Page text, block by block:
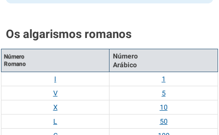
Os algarismos romanos
Número
Romano
Número
Arábico
I
1
V
5
X
10
L
50